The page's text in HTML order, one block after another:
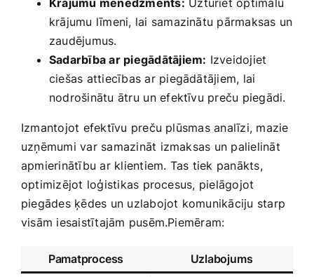
Krājumu menedžments: Uzturiet optimālu⁢
krājumu līmeni, lai samazinātu pārmaksas un
zaudējumus.
Sadarbība ar piegādātājiem: Izveidojiet
ciešas attiecības‍ ar piegādātājiem, lai
nodrošinātu ātru⁢ un efektīvu preču piegādi.
Izmantojot efektīvu preču plūsmas analīzi, mazie
uzņēmumi ‌var samazināt izmaksas un palielināt
apmierinātību ar klientiem. Tas tiek panākts,
optimizējot loģistikas procesus, pielāgojot‌
piegādes ķēdes un uzlabojot komunikāciju starp
visām iesaistītajām pusēm.Piemēram:
Pamatprocess Uzlabojums